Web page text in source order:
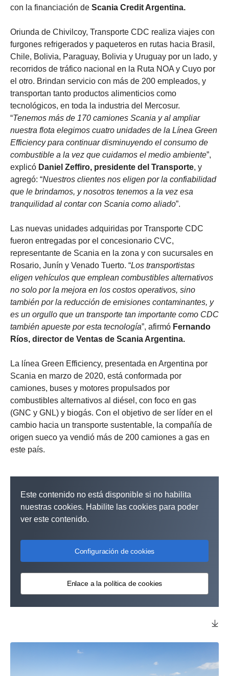
con la financiación de Scania Credit Argentina.
Oriunda de Chivilcoy, Transporte CDC realiza viajes con
furgones refrigerados y paqueteros en rutas hacia Brasil,
Chile, Bolivia, Paraguay, Bolivia y Uruguay por un lado, y
recorridos de tráfico nacional en la Ruta NOA y Cuyo por
el otro. Brindan servicio con más de 200 empleados, y
transportan tanto productos alimenticios como
tecnológicos, en toda la industria del Mercosur.
“Tenemos más de 170 camiones Scania y al ampliar
nuestra flota elegimos cuatro unidades de la Línea Green
Efficiency para continuar disminuyendo el consumo de
combustible a la vez que cuidamos el medio ambiente”,
explicó Daniel Zeffiro, presidente del Transporte, y
agregó: “Nuestros clientes nos eligen por la confiabilidad
que le brindamos, y nosotros tenemos a la vez esa
tranquilidad al contar con Scania como aliado”.
Las nuevas unidades adquiridas por Transporte CDC
fueron entregadas por el concesionario CVC,
representante de Scania en la zona y con sucursales en
Rosario, Junín y Venado Tuerto. “Los transportistas
eligen vehículos que emplean combustibles alternativos
no solo por la mejora en los costos operativos, sino
también por la reducción de emisiones contaminantes, y
es un orgullo que un transporte tan importante como CDC
también apueste por esta tecnología”, afirmó Fernando
Ríos, director de Ventas de Scania Argentina.
La línea Green Efficiency, presentada en Argentina por
Scania en marzo de 2020, está conformada por
camiones, buses y motores propulsados por
combustibles alternativos al diésel, con foco en gas
(GNC y GNL) y biogás. Con el objetivo de ser líder en el
cambio hacia un transporte sustentable, la compañía de
origen sueco ya vendió más de 200 camiones a gas en
este país.
Este contenido no está disponible si no habilita
nuestras cookies. Habilite las cookies para poder
ver este contenido.
Configuración de cookies
Enlace a la política de cookies